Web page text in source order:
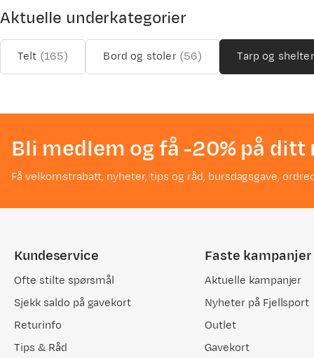
Aktuelle underkategorier
Telt (165) Bord og stoler (56) Tarp og
Bli medlem og få -20% på
Få velkomstrabatt, nyheter, tips og råd, bursdagsgave,
Kundeservice
Ofte stilte spørsmål
Sjekk saldo på gavekort
Returinfo
Tips & Råd
Faste kampanjer
Aktuelle kampanjer
Nyheter på Fjellsport
Outlet
Gavekort